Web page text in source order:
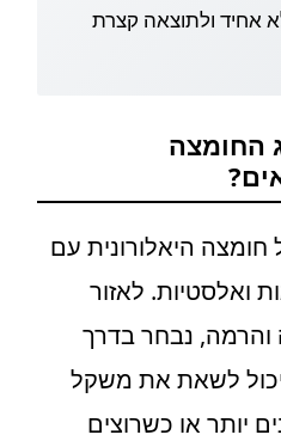
אחיד ולתוצאה קצרת
החומצה
חומצה היאלורונית עם
ואלסטיות. לאזור
והרמה, נבחר בדרך
לשאת את משקל
יותר או כשרוצים